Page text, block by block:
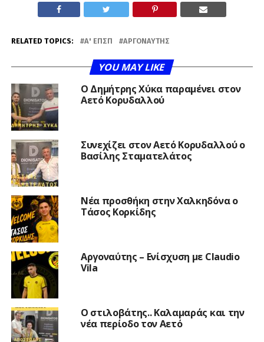
RELATED TOPICS: Α' ΕΠΣΠ ΑΡΓΟΝΑΎΤΗΣ
YOU MAY LIKE
O Δημήτρης Χύκα παραμένει στον
Αετό Κορυδαλλού
Συνεχίζει στον Αετό Κορυδαλλού ο
Βασίλης Σταματελάτος
Νέα προσθήκη στην Χαλκηδόνα ο
Τάσος Κορκίδης
Αργοναύτης – Ενίσχυση με Claudio
Vila
Ο στιλοβάτης.. Καλαμαράς και την
νέα περίοδο τον Αετό